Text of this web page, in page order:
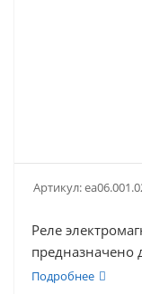
Артикул:
Реле
предназначено
между
Подробнее